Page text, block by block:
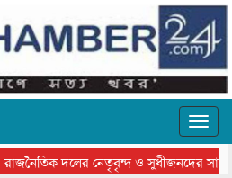
রাজনৈতিক দলের নেতৃবৃন্দ ও সুধীজনদের সাথে